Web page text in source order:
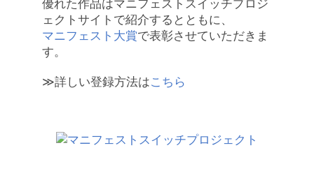
優れた作品はマニフェストスイッチプロジ
ェクトサイトで紹介するとともに、
マニフェスト大賞で表彰させていただきま
す。
≫詳しい登録方法はこちら